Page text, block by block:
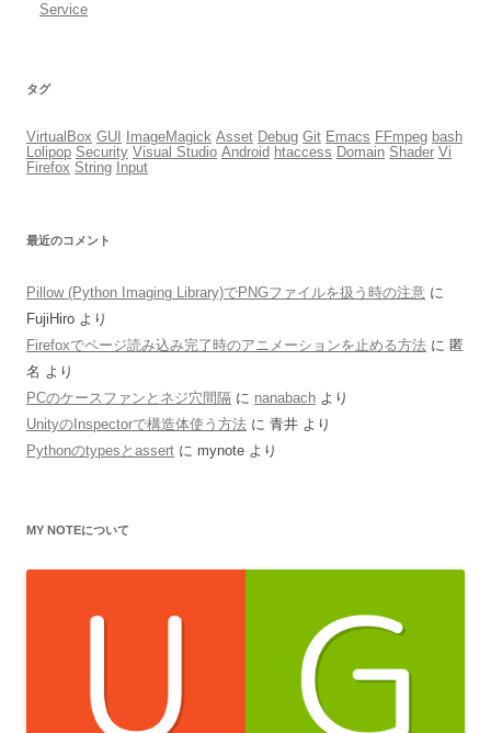
Service
タグ
VirtualBox GUI ImageMagick Asset Debug Git Emacs FFmpeg bash
Lolipop Security Visual Studio Android htaccess Domain Shader Vi
Firefox String Input
最近のコメント
Pillow (Python Imaging Library)でPNGファイルを扱う時の注意 に
FujiHiro より
Firefoxでページ読み込み完了時のアニメーションを止める方法 に 匿
名 より
PCのケースファンとネジ穴間隔 に nanabach より
UnityのInspectorで構造体使う方法 に 青井 より
Pythonのtypesとassert に mynote より
MY NOTEについて